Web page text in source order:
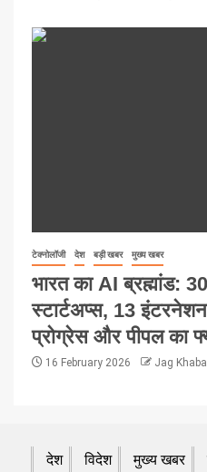
टेक्नोलॉजी देश बड़ी खबर मुख्य खबर
भारत का AI ब्रह्मांड:
स्टार्टअप्स, 13
प्रोग्रेस और पीपल का
16 February 2026 Jag
देश विदेश मुख्य खबर